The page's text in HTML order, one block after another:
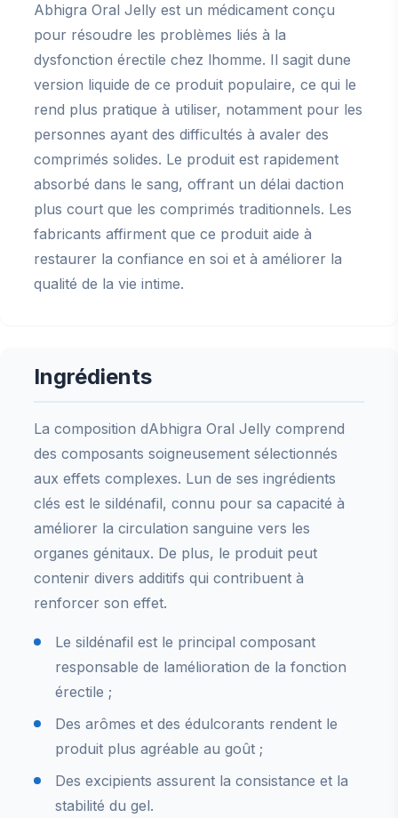
Abhigra Oral Jelly est un médicament conçu
pour résoudre les problèmes liés à la
dysfonction érectile chez lhomme. Il sagit dune
version liquide de ce produit populaire, ce qui le
rend plus pratique à utiliser, notamment pour les
personnes ayant des difficultés à avaler des
comprimés solides. Le produit est rapidement
absorbé dans le sang, offrant un délai daction
plus court que les comprimés traditionnels. Les
fabricants affirment que ce produit aide à
restaurer la confiance en soi et à améliorer la
qualité de la vie intime.
Ingrédients
La composition dAbhigra Oral Jelly comprend
des composants soigneusement sélectionnés
aux effets complexes. Lun de ses ingrédients
clés est le sildénafil, connu pour sa capacité à
améliorer la circulation sanguine vers les
organes génitaux. De plus, le produit peut
contenir divers additifs qui contribuent à
renforcer son effet.
Le sildénafil est le principal composant
responsable de lamélioration de la fonction
érectile ;
Des arômes et des édulcorants rendent le
produit plus agréable au goût ;
Des excipients assurent la consistance et la
stabilité du gel.